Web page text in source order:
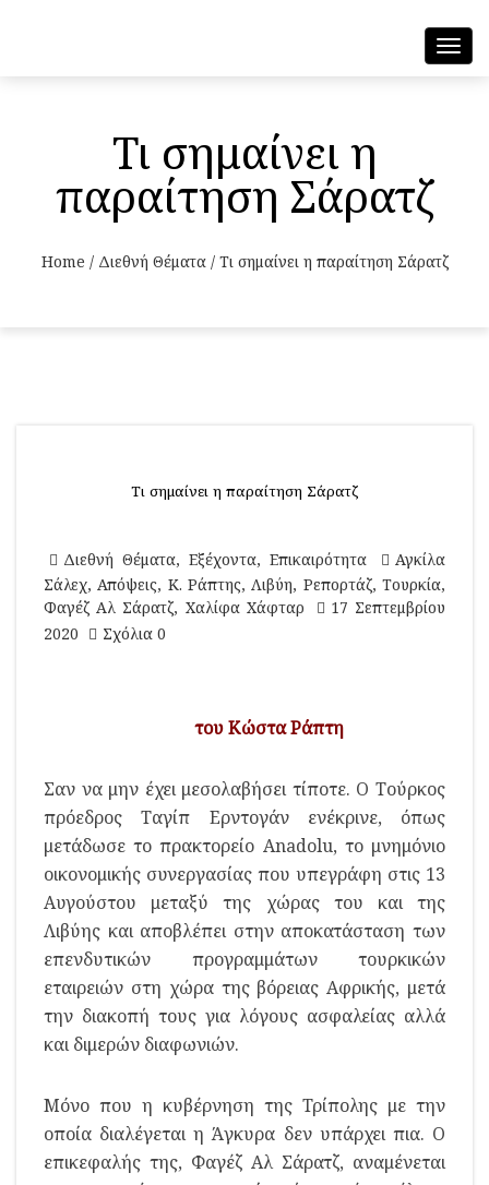
Τι σημαίνει η
παραίτηση Σάρατζ
Home / Διεθνή Θέματα / Τι σημαίνει η παραίτηση Σάρατζ
Τι σημαίνει η παραίτηση Σάρατζ
Διεθνή Θέματα, Εξέχοντα, Επικαιρότητα
Αγκίλα
Σάλεχ,Απόψεις, Κ. Ράπτης,Λιβύη, Ρεπορτάζ,Τουρκία,
Φαγέζ Αλ Σάρατζ, Χαλίφα Χάφταρ
17 Σεπτεμβρίου
2020
Σχόλια 0
του Κώστα Ράπτη
Σαν να μην έχει μεσολαβήσει τίποτε. Ο Τούρκος
πρόεδρος Ταγίπ Ερντογάν ενέκρινε, όπως
μετάδωσε το πρακτορείο Anadolu, το μνημόνιο
οικονομικής συνεργασίας που υπεγράφη στις 13
Αυγούστου μεταξύ της χώρας του και της
Λιβύης και αποβλέπει στην αποκατάσταση των
επενδυτικών προγραμμάτων τουρκικών
εταιρειών στη χώρα της βόρειας Αφρικής, μετά
την διακοπή τους για λόγους ασφαλείας αλλά
και διμερών διαφωνιών.
Μόνο που η κυβέρνηση της Τρίπολης με την
οποία διαλέγεται η Άγκυρα δεν υπάρχει πια. Ο
επικεφαλής της, Φαγέζ Αλ Σάρατζ, αναμένεται